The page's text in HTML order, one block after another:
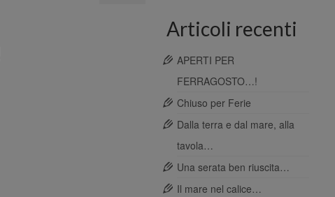
Articoli recenti
APERTI PER
FERRAGOSTO…!
Chiuso per Ferie
Dalla terra e dal mare, alla
tavola…
Una serata ben riuscita…
Il mare nel calice…